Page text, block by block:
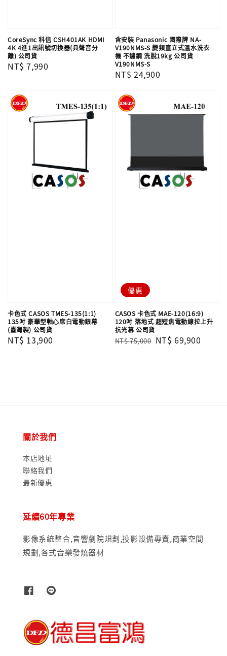
CoreSync 科信 CSH401AK HDMI
4K 4進1出訊號切換器(具聲音分
離) 公司貨
Regular
NT$ 7,990
含安裝 Panasonic 國際牌 NA-
V190NMS-S 變頻直立式溫水洗衣
機 不鏽鋼 洗脫19kg 公司貨
V190NMS-S
Regular
NT$ 24,900
卡色式 CASOS TMES-135(1:1)
135吋 豪華型軸心席白電動銀幕
(臺灣製) 公司貨
Regular
NT$ 13,900
優惠
CASOS 卡色式 MAE-120(16:9)
120吋 落地式 超短焦電動線拉上升
抗光幕 公司貨
Regular
NT$ 75,000 Sale
NT$ 69,900
關於我們
本店地址
聯絡我們
最新優惠
延續60年專業
影像系統整合,音響劇院規劃,投影設備專賣,商業空間
規劃,各式音樂發燒器材